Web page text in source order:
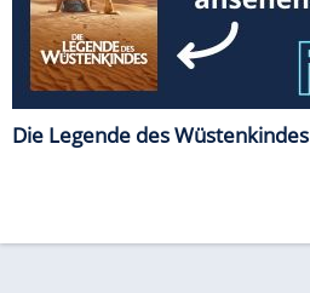
Die Legende des Wüstenkindes